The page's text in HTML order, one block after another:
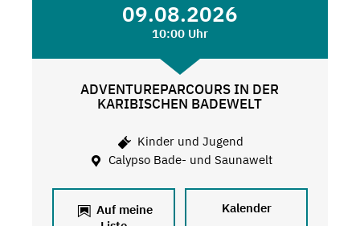
09.08.2026
10:00 Uhr
ADVENTUREPARCOURS IN DER
KARIBISCHEN BADEWELT
Kinder und Jugend
Calypso Bade- und Saunawelt
Auf meine
Kalender